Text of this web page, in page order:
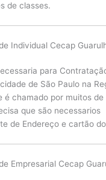
de classes.
Individual Cecap
para
de São Paulo na
é chamado por muitos
que são necessarios
de Endereço e cartão
Empresarial Cecap